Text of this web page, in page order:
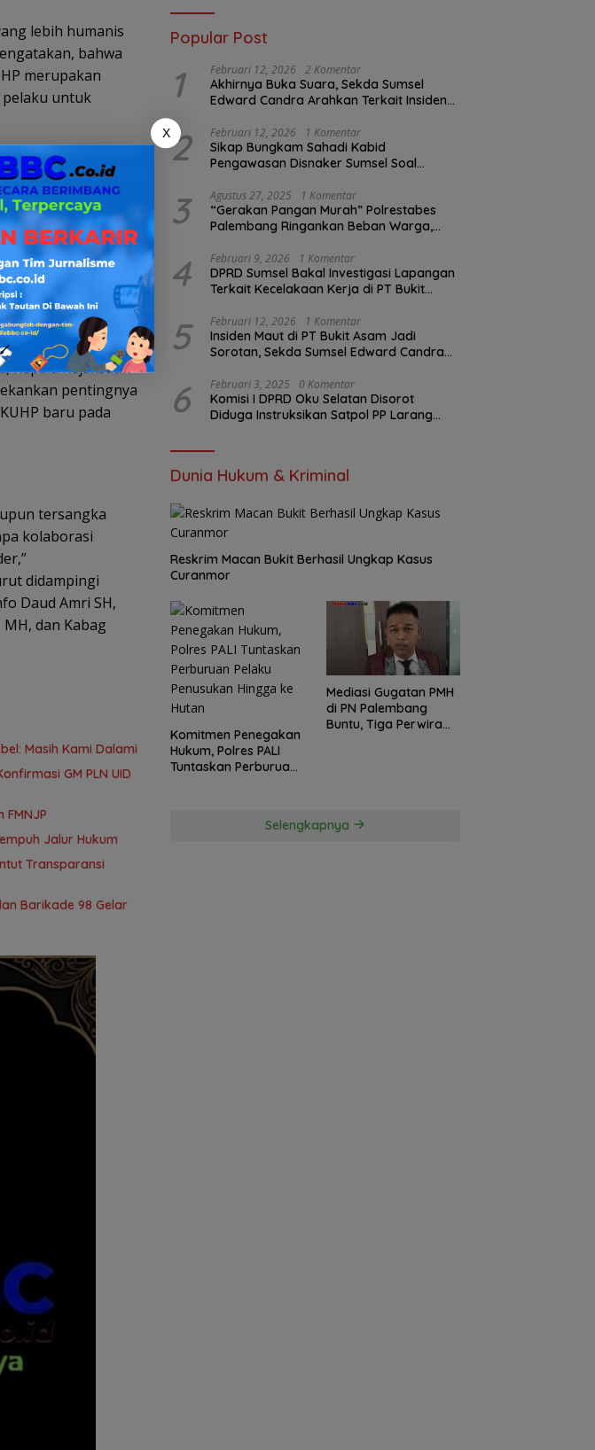
lebih humanis
bahwa
merupakan
pelaku untuk
bangsa,”
dari hasil survei,
sekitar 2
sebesar itu
Kepala Kejaksaan
pentingnya
baru pada
tersangka
kolaborasi
didampingi
Daud Amri SH,
dan Kabag
Masih Kami Dalami
GM PLN UID
Jalur Hukum
Transparansi
Barikade 98 Gelar
Popular Post
1 Februari 12, 2026 2 Komentar
Akhirnya Buka Suara, Sekda Sumsel
Edward Candra Arahkan Terkait Insiden
2 Februari 12, 2026 1 Komentar
Sikap Bungkam Sahadi Kabid
Pengawasan Disnaker Sumsel Soal
Pengawasan K3?
3 Agustus 27, 2025 1 Komentar
“Gerakan Pangan Murah” Polrestabes
Palembang Ringankan Beban Warga,
4 Februari 9, 2026 1 Komentar
DPRD Sumsel Bakal Investigasi Lapangan
Terkait Kecelakaan Kerja di PT Bukit
5 Februari 12, 2026 1 Komentar
Insiden Maut di PT Bukit Asam Jadi
Sorotan, Sekda Sumsel Edward Candra
6 Februari 3, 2025 0 Komentar
Komisi I DPRD Oku Selatan Disorot
Diduga Instruksikan Satpol PP Larang
Dunia Hukum & Kriminal
Reskrim Macan Bukit Berhasil Ungkap Kasus
Curanmor
Komitmen Penegakan
Hukum, Polres PALI
Tuntaskan Perburuan
Mediasi Gugatan PMH
di PN Palembang
Buntu, Tiga Perwira
Proses Hukum
Selengkapnya
X